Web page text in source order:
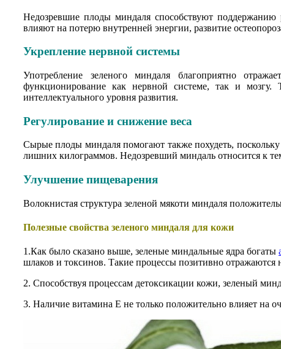
Недозревшие плоды миндаля способствуют
влияют на потерю внутренней энергии, развитие
Укрепление нервной системы
Употребление зеленого миндаля благоприятно
функционирование как нервной системе, так и мозгу.
интеллектуального уровня развития.
Регулирование и снижение веса
Сырые плоды миндаля помогают также похудеть,
лишних килограммов. Недозревший миндаль относится к
Улучшение пищеварения
Волокнистая структура зеленой мякоти миндаля
Полезные свойства зеленого миндаля для кожи
1.Как было сказано выше, зеленые миндальные ядра богаты
шлаков и токсинов. Такие процессы позитивно отражаются
2. Способствуя процессам детоксикации кожи, зеленый
3. Наличие витамина Е не только положительно влияет на